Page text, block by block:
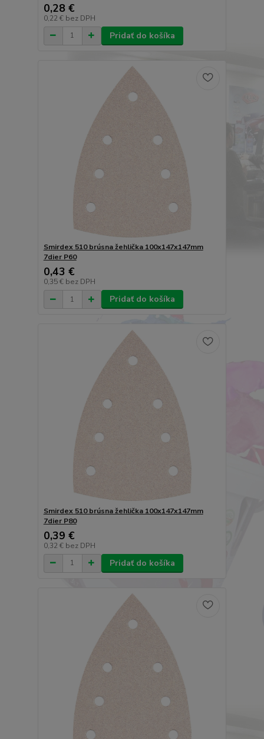
0,28 €
0,22 € bez DPH
Pridať do košíka
Smirdex 510 brúsna žehlička 100x147x147mm
7dier P60
0,43 €
0,35 € bez DPH
Pridať do košíka
Smirdex 510 brúsna žehlička 100x147x147mm
7dier P80
0,39 €
0,32 € bez DPH
Pridať do košíka